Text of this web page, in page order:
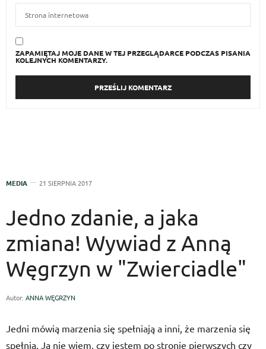
ZAPAMIĘTAJ MOJE DANE W TEJ PRZEGLĄDARCE PODCZAS PISANIA
KOLEJNYCH KOMENTARZY.
MEDIA 21 SIERPNIA 2017
Jedno zdanie, a jaka
zmiana! Wywiad z Anną
Węgrzyn w "Zwierciadle"
Autor: ANNA WĘGRZYN
Jedni mówią marzenia się spełniają a inni, że marzenia się
spełnia. Ja nie wiem, czy jestem po stronie pierwszych czy